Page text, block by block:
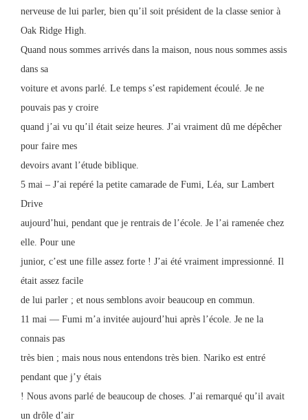
nerveuse de lui parler, bien qu’il soit président de la classe senior à
Oak Ridge High.
Quand nous sommes arrivés dans la maison, nous nous sommes assis
dans sa
voiture et avons parlé. Le temps s’est rapidement écoulé. Je ne
pouvais pas y croire
quand j’ai vu qu’il était seize heures. J’ai vraiment dû me dépêcher
pour faire mes
devoirs avant l’étude biblique.
5 mai – J’ai repéré la petite camarade de Fumi, Léa, sur Lambert
Drive
aujourd’hui, pendant que je rentrais de l’école. Je l’ai ramenée chez
elle. Pour une
junior, c’est une fille assez forte ! J’ai été vraiment impressionné. Il
était assez facile
de lui parler ; et nous semblons avoir beaucoup en commun.
11 mai — Fumi m’a invitée aujourd’hui après l’école. Je ne la
connais pas
très bien ; mais nous nous entendons très bien. Nariko est entré
pendant que j’y étais
! Nous avons parlé de beaucoup de choses. J’ai remarqué qu’il avait
un drôle d’air